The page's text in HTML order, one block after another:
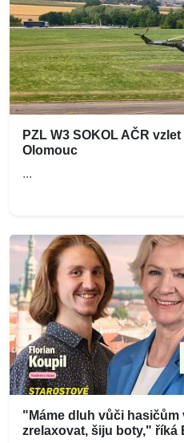
PZL W3 SOKOL AČR
Olomouc
...
"Máme dluh vůči hasičům
zrelaxovat, šiju boty," říká